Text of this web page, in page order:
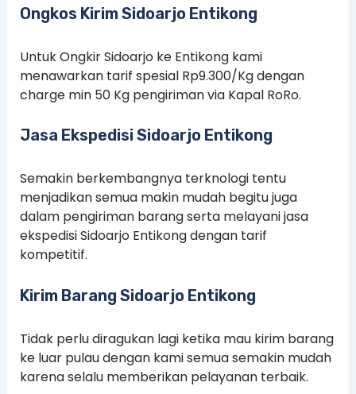
Ongkos Kirim Sidoarjo Entikong
Untuk Ongkir Sidoarjo ke Entikong kami
menawarkan tarif spesial Rp9.300/Kg dengan
charge min 50 Kg pengiriman via Kapal RoRo.
Jasa Ekspedisi Sidoarjo Entikong
Semakin berkembangnya terknologi tentu
menjadikan semua makin mudah begitu juga
dalam pengiriman barang serta melayani jasa
ekspedisi Sidoarjo Entikong dengan tarif
kompetitif.
Kirim Barang Sidoarjo Entikong
Tidak perlu diragukan lagi ketika mau kirim barang
ke luar pulau dengan kami semua semakin mudah
karena selalu memberikan pelayanan terbaik.